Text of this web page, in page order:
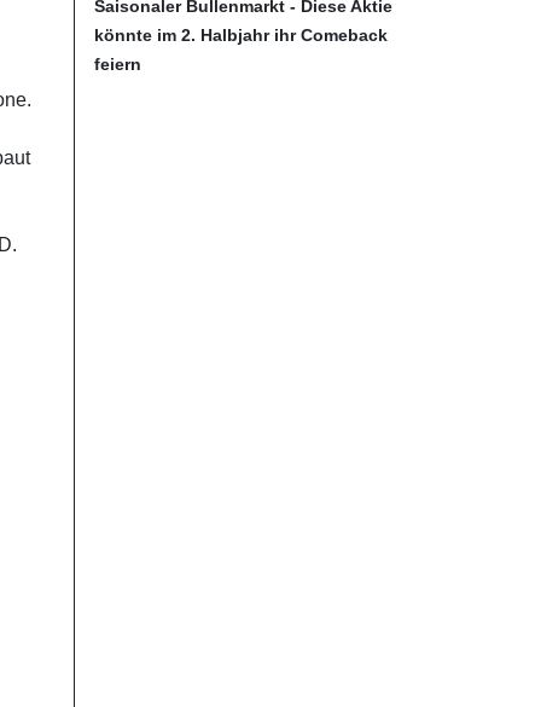
Saisonaler Bullenmarkt - Diese Aktie
könnte im 2. Halbjahr ihr Comeback
feiern